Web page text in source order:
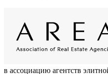
в ассоциацию агентств